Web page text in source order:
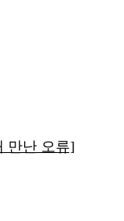
만난 오류]